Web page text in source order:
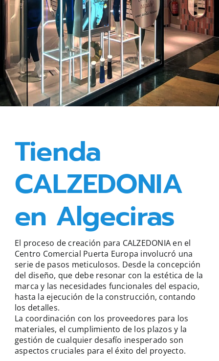
Tienda
CALZEDONIA
en Algeciras
El proceso de creación para CALZEDONIA en el
Centro Comercial Puerta Europa involucró una
serie de pasos meticulosos. Desde la concepción
del diseño, que debe resonar con la estética de la
marca y las necesidades funcionales del espacio,
hasta la ejecución de la construcción, contando
los detalles.
La coordinación con los proveedores para los
materiales, el cumplimiento de los plazos y la
gestión de cualquier desafío inesperado son
aspectos cruciales para el éxito del proyecto.